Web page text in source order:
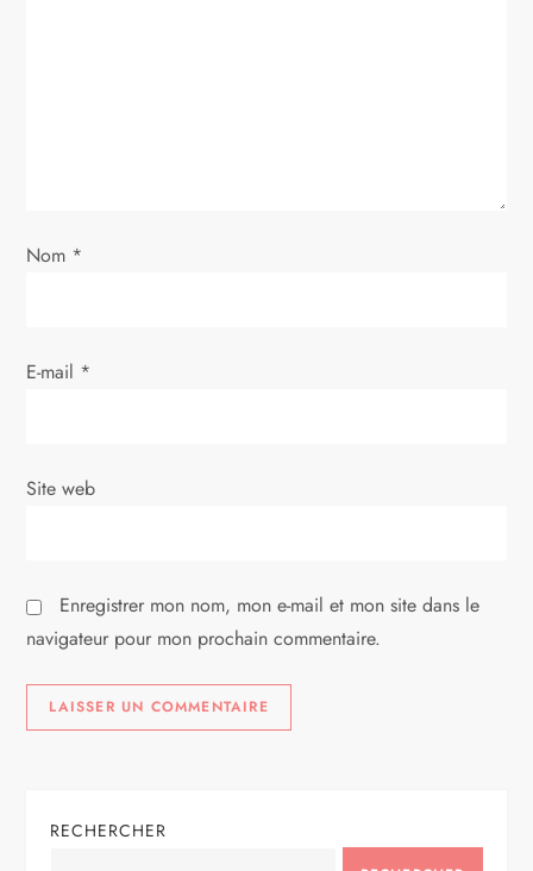
’
r
i
l
e
Nom *
E-mail *
Site web
Enregistrer mon nom, mon e-mail et mon site dans le
navigateur pour mon prochain commentaire.
RECHERCHER